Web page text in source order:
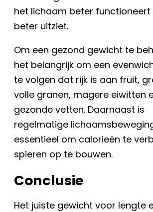
het lichaam beter functioneert
beter uitziet.
Om een gezond gewicht te
het belangrijk om een
te volgen dat rijk is aan fruit,
volle granen, magere eiwitten
gezonde vetten. Daarnaast is
regelmatige
essentieel om calorieën te
spieren op te bouwen.
Conclusie
Het juiste gewicht voor lengte